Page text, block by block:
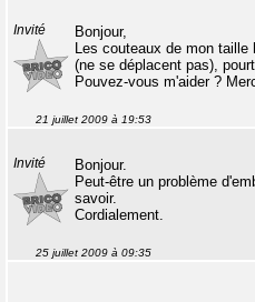
Invité
Bonjour,
Les couteaux de mon
(ne se déplacent pas),
Pouvez-vous m'aider ?
21 juillet 2009 à 19:53
Invité
Bonjour.
Peut-être un problème
savoir.
Cordialement.
25 juillet 2009 à 09:35